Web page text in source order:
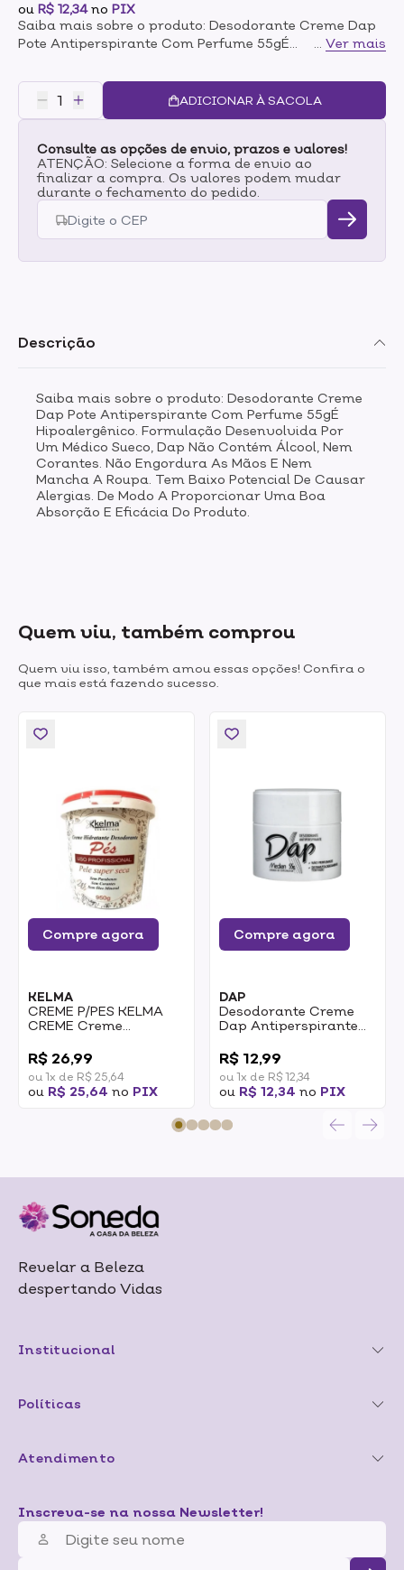
ou R$ 12,34no PIX
Saiba mais sobre o produto: Desodorante Creme Dap
Pote Antiperspirante Com Perfume 55gÉ
Médico Sueco, Dap Não Contém Álcool, Nem Corantes.
Não Engordura As Mãos E Nem Mancha A Roupa. Tem
Baixo Potencial De Causar Alergias. De Modo A
Produto.
Ver mais
ADICIONAR À SACOLA
Consulte as opções de envio, prazos e valores!
ATENÇÃO: Selecione a forma de envio ao
finalizar a compra. Os valores podem mudar
durante o fechamento do pedido.
Descrição
Saiba mais sobre o produto: Desodorante Creme
Dap Pote Antiperspirante Com Perfume 55gÉ
Hipoalergênico. Formulação Desenvolvida Por
Um Médico Sueco, Dap Não Contém Álcool, Nem
Corantes. Não Engordura As Mãos E Nem
Mancha A Roupa. Tem Baixo Potencial De Causar
Alergias. De Modo A Proporcionar Uma Boa
Absorção E Eficácia Do Produto.
Quem viu, também comprou
Quem viu isso, também amou essas opções! Confira o
que mais está fazendo sucesso.
Compre agora
KELMA
CREME P/PES KELMA
CREME Creme
Desodorante Kelma
Pés Pele Super Seca
950gPES VERMELHO
950G 2/2
R$ 26,99
ou 1x de R$ 25,64
ou R$ 25,64 no PIX
Compre agora
DAP
Desodorante Creme
Dap Antiperspirante
R$ 12,99
ou 1x de R$ 12,34
ou R$ 12,34 no PIX
Revelar a Beleza
despertando Vidas
Institucional
Políticas
Atendimento
Inscreva-se na nossa Newsletter!